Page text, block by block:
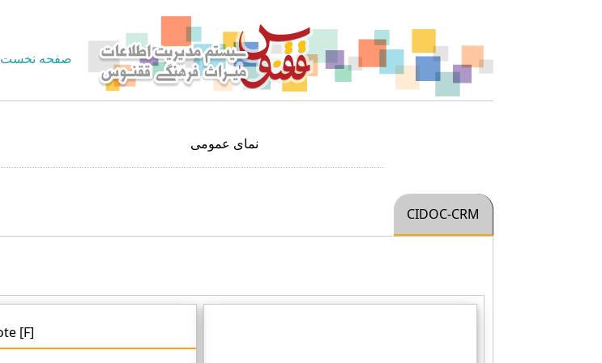
صفحه نخست
نمای عمومی
CIDOC-CRM
[F]